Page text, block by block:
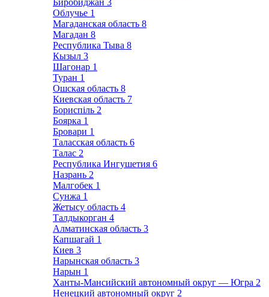
Биробиджан 3
Облучье 1
Магаданская область 8
Магадан 8
Республика Тыва 8
Кызыл 3
Шагонар 1
Туран 1
Ошская область 8
Киевская область 7
Бориспіль 2
Боярка 1
Бровари 1
Таласская область 6
Талас 2
Республика Ингушетия 6
Назрань 2
Малгобек 1
Сунжа 1
Жетысу область 4
Талдыкорган 4
Алматинская область 3
Капшагай 1
Киев 3
Нарынская область 3
Нарын 1
Ханты-Мансийский автономный округ — Югра 2
Ненецкий автономный округ 2